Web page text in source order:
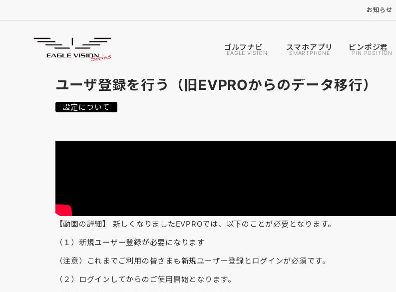
お知らせ
ゴルフナビ
EAGLE VISION
スマホアプリ
SMARTPHONE
ピンポジ君
PIN POSITION
使用方法
HOW TO USE
ユーザ登録を行う（旧EVPROからのデータ移行）
設定について
【動画の詳細】 新しくなりましたEVPROでは、以下のことが必要となります。
（１）新規ユーザー登録が必要になります
（注意）これまでご利用の皆さまも新規ユーザー登録とログインが必須です。
（２）ログインしてからのご使用開始となります。